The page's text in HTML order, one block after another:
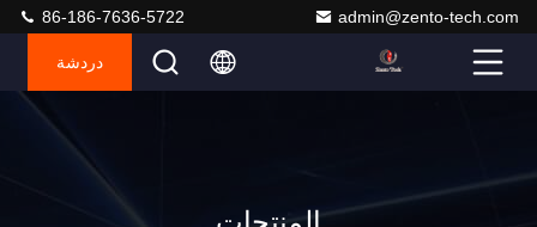
admin@zento-tech.com
86-186-7636-5722
دردشة